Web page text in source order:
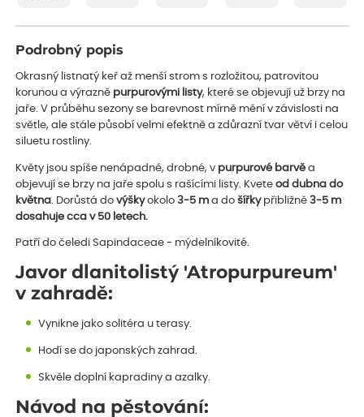
Podrobný popis
Okrasný listnatý keř až menší strom s rozložitou, patrovitou
korunou a výrazně purpurovými listy, které se objevují už brzy na
jaře. V průběhu sezony se barevnost mírně mění v závislosti na
světle, ale stále působí velmi efektně a zdůrazní tvar větví i celou
siluetu rostliny.
Květy jsou spíše nenápadné, drobné, v purpurové barvě a
objevují se brzy na jaře spolu s rašícími listy. Kveteod dubna do
května . Dorůstá dovýškyokolo3-5 m a došířkypřibližně3-5 m
dosahuje cca v 50 letech.
Patří do čeledi Sapindaceae - mýdelníkovité.
Javor dlanitolistý 'Atropurpureum'
v zahradě:
Vynikne jako solitéra u terasy.
Hodí se do japonských zahrad.
Skvěle doplní kapradiny a azalky.
Návod na pěstování: